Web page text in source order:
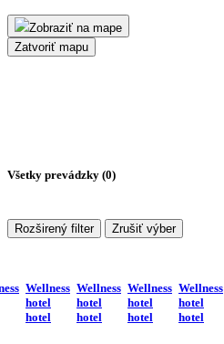
Zobraziť na mape
Zatvoriť mapu
Všetky prevádzky (0)
Rozširený filter Zrušiť výber
Wellness
hotel
hotel
Wellness
hotel
hotel
Wellness
hotel
hotel
Wellness
hotel
hotel